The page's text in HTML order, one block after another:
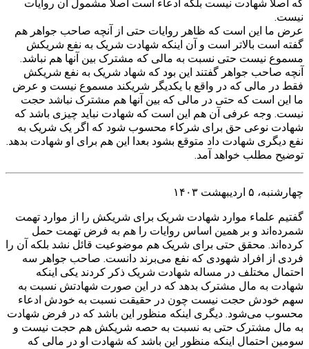
که اصلا شهادت نیست بلکه ادعاء است اصلا مشمول آن روایات
نیست.
عرض ما این است که ظاهر روایات حتی از آنچه صاحب جواهر هم
گفته است بالاتر است و آن اینکه شهادت شریک به نفع شریکش
مسموع نیست حتی نسبت به مالی که مشترک بین آنها هم نباشد.
آنچه صاحب جواهر گفتند این بود که شهاد شریک به نفع شریکش
فقط در مالی که در واقع با یکدیگر شریکند مسموع نیست و عرض
ما این است که حتی در مالی که بین آنها هم مشترک نباشد حجت
نیست. وجه عرفی آن هم این است که شهادت نباید چیزی باشد که
شهادت نوعی حق برای شرکاء محسوب شود که اگر یک شریک به
نفع دیگری شهادت داد متوقع بشود بعدا این هم برای او شهادت بدهد.
توضیح مطلب خواهد آمد.
چهارشنبه، ۵ اردیبهشت ۱۴۰۳
گفتیم علماء موارد شهادت شریک برای شریکش را از موارد تهمت
شمرده‌اند و بر همین اساس روایات را هم به فرض تهمت حمل
کرده‌اند. محقق حتی برای شریک هم موضوعیت قائل نشد بلکه آن را
فردی از افراد شهودی که نفع می‌برند دانست. صاحب جواهر سه
احتمال مختلف در مساله شهادت شریک ذکر کردند یکی اینکه
شهادت به مال مشترک بدهد که در این صورت شهادتش نسبت به
سهم خودش حجت نیست چون در حقیقت نسبت به خودش ادعاء
محسوب می‌شود. دیگری اینکه منظور این باشد که در فرض شهادت
به مال مشترک حتی به نسبت به حصه شریکش هم حجت نیست و
سومین احتمال اینکه منظور این باشد که شهادت او در مالی که